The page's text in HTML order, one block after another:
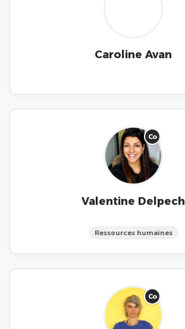
Caroline Avan
Co
Valentine Delpech
Ressources humaines
Co